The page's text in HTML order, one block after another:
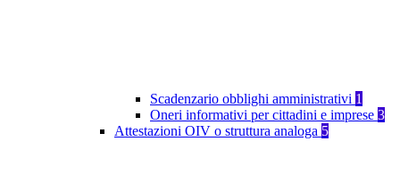
Scadenzario obblighi amministrativi 1
Oneri informativi per cittadini e imprese 3
Attestazioni OIV o struttura analoga 5